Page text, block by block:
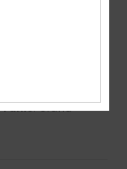
Taille: Grand